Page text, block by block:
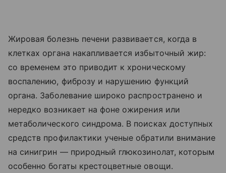
Жировая болезнь печени развивается, когда в
клетках органа накапливается избыточный жир:
со временем это приводит к хроническому
воспалению, фиброзу и нарушению функций
органа. Заболевание широко распространено и
нередко возникает на фоне ожирения или
метаболического синдрома. В поисках доступных
средств профилактики ученые обратили внимание
на синигрин — природный глюкозинолат, которым
особенно богаты крестоцветные овощи.